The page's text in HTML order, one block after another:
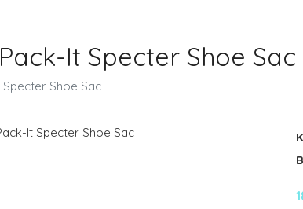
It Specter Shoe Sac
Shoe Sac